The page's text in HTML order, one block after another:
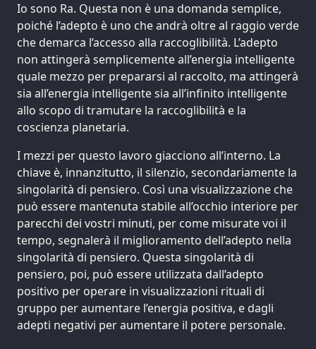
Io sono Ra. Questa non è una domanda semplice,
poiché l’adepto è uno che andrà oltre al raggio verde
che demarca l’accesso alla raccoglibilità. L’adepto
non attingerà semplicemente all’energia intelligente
quale mezzo per prepararsi al raccolto, ma attingerà
sia all’energia intelligente sia all’infinito intelligente
allo scopo di tramutare la raccoglibilità e la
coscienza planetaria.
I mezzi per questo lavoro giacciono all’interno. La
chiave è, innanzitutto, il silenzio, secondariamente la
singolarità di pensiero. Così una visualizzazione che
può essere mantenuta stabile all’occhio interiore per
parecchi dei vostri minuti, per come misurate voi il
tempo, segnalerà il miglioramento dell’adepto nella
singolarità di pensiero. Questa singolarità di
pensiero, poi, può essere utilizzata dall’adepto
positivo per operare in visualizzazioni rituali di
gruppo per aumentare l’energia positiva, e dagli
adepti negativi per aumentare il potere personale.